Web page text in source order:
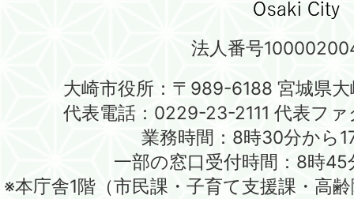
法人番号
大崎市役所：〒989-6188 宮城県大
代表電話：0229-23-2111 代表フ
業務時間：8時30分から
一部の窓口受付時間：8時
※本庁舎1階（市民課・子育て支援課・高